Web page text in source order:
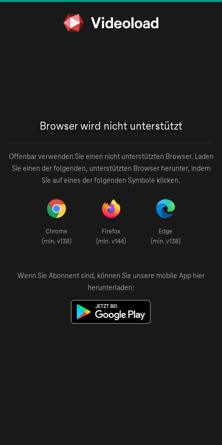
Browser wird nicht unterstützt
Offenbar verwenden Sie einen nicht unterstützten Browser. Laden
Sie einen der folgenden, unterstützten Browser herunter, indem
Sie auf eines der folgenden Symbole klicken.
Chrome
(min. v138)
Firefox
(min. v144)
Edge
(min. v138)
Wenn Sie Abonnent sind, können Sie unsere mobile App hier
herunterladen: